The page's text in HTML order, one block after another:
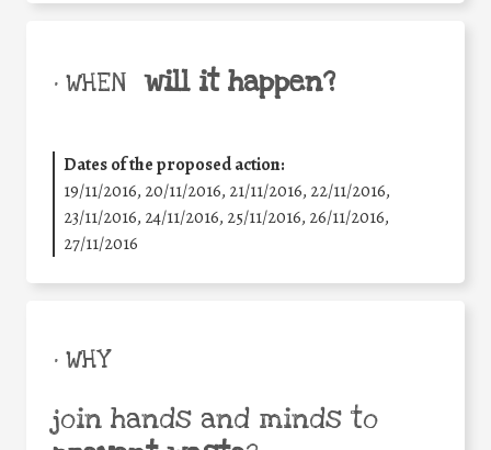
• WHEN will it happen?
Dates of the proposed action:
19/11/2016, 20/11/2016, 21/11/2016, 22/11/2016,
23/11/2016, 24/11/2016, 25/11/2016, 26/11/2016,
27/11/2016
• WHY
join hands and minds to